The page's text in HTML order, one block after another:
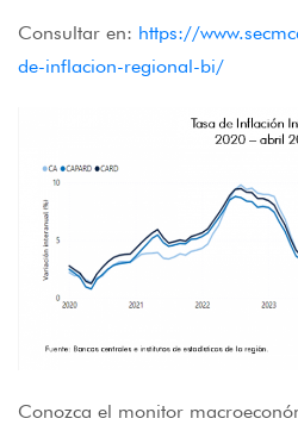
Consultar en: https://
de-inflacion-regional-bi/
Conozca el monitor